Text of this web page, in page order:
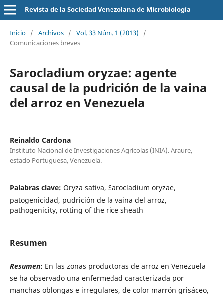
Revista de la Sociedad Venezolana de Microbiología
Inicio / Archivos / Vol. 33 Núm. 1 (2013)
/
Comunicaciones breves
Sarocladium oryzae: agente
causal de la pudrición de la vaina
del arroz en Venezuela
Reinaldo Cardona
Instituto Nacional de Investigaciones Agrícolas (INIA). Araure,
estado Portuguesa, Venezuela.
Palabras clave: Oryza sativa, Sarocladium oryzae,
patogenicidad, pudrición de la vaina del arroz,
pathogenicity, rotting of the rice sheath
Resumen
Resumen: En las zonas productoras de arroz en Venezuela
se ha observado una enfermedad caracterizada por
manchas oblongas e irregulares, de color marrón grisáceo,